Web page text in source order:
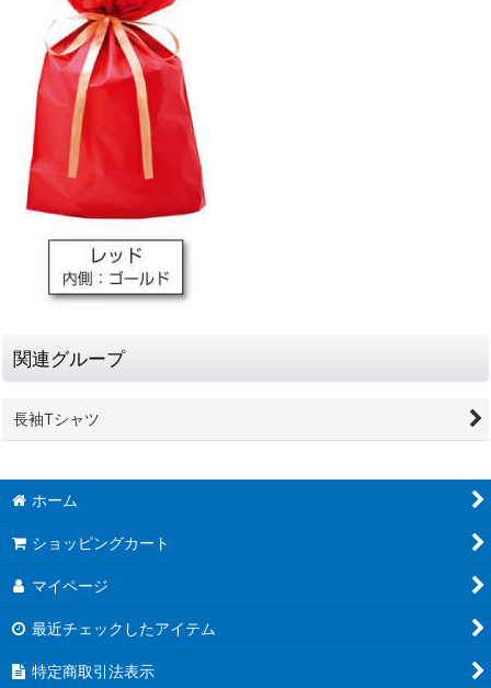
関連グループ
長袖Tシャツ
ホーム
ショッピングカート
マイページ
最近チェックしたアイテム
特定商取引法表示